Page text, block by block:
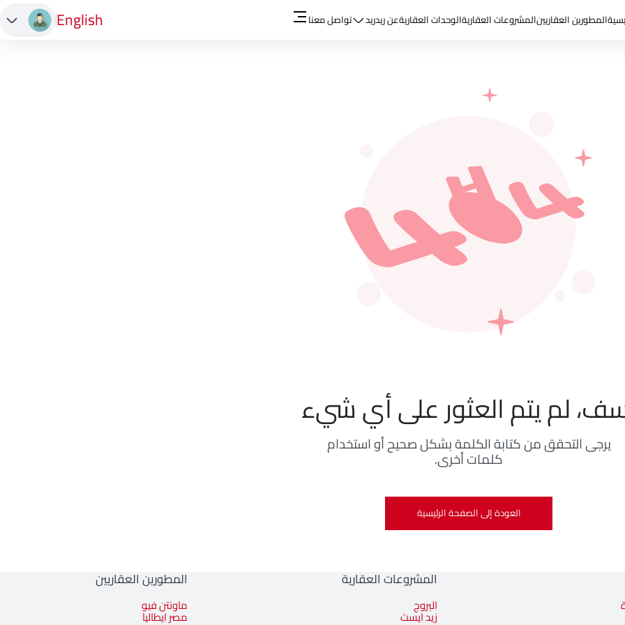
المطورين العقاريينالمشروعات العقاريةالوحدات العقاريةعن ريدريد تواصل معنا English
لم يتم العثور على أي شيء
يرجى التحقق من كتابة الكلمة بشكل صحيح أو استخدام
كلمات أخرى.
العودة إلى الصفحة الرئيسية
المشروعات العقارية
البروج
زيد ايست
المطورين العقاريين
ماونتن فيو
مصر ايطاليا